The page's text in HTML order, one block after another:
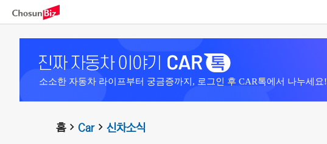
소소한 자동차 라이프부터 궁금증까지, 로그인 후 CAR톡에서 나누세요!
홈 Car 신차소식